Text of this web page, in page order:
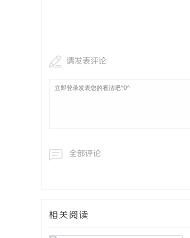
请发表评论
全部评论
相关阅读